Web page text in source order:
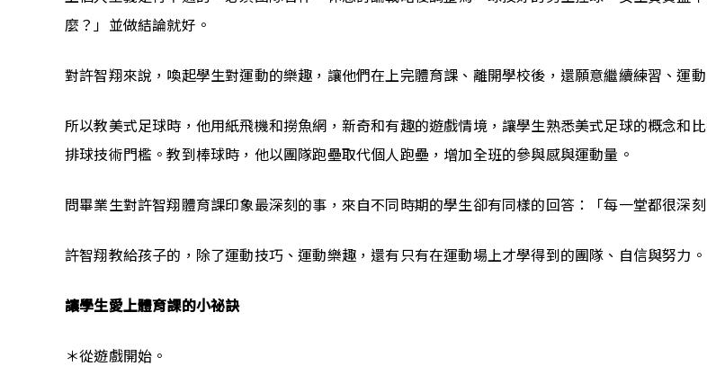
麼？」並做結論就好。
對許智翔來說，喚起學生對運動的樂趣，讓他們在上完體育課、離開學校後，還願意繼續練習、運
所以教美式足球時，他用紙飛機和撈魚網，新奇和有趣的遊戲情境，讓學生熟悉美式足球的概念和
排球技術門檻。教到棒球時，他以團隊跑壘取代個人跑壘，增加全班的參與感與運動量。
問畢業生對許智翔體育課印象最深刻的事，來自不同時期的學生卻有同樣的回答：「每一堂都很深刻
許智翔教給孩子的，除了運動技巧、運動樂趣，還有只有在運動場上才學得到的團隊、自信與努力。
讓學生愛上體育課的小祕訣
＊從遊戲開始。